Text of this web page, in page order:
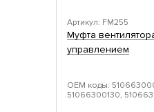
Артикул: FM255
Муфта
управлением
ОЕМ коды:
51066300130,